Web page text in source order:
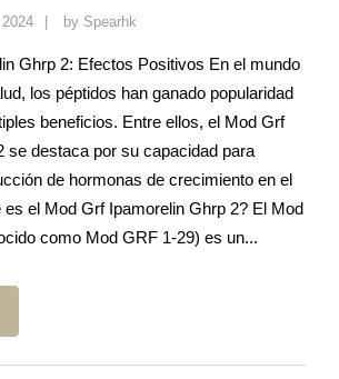
by Spearhk
Ghrp 2: Efectos Positivos En el mundo
los péptidos han ganado popularidad
beneficios. Entre ellos, el Mod Grf
se destaca por su capacidad para
de hormonas de crecimiento en el
el Mod Grf Ipamorelin Ghrp 2? El Mod
como Mod GRF 1-29) es un...